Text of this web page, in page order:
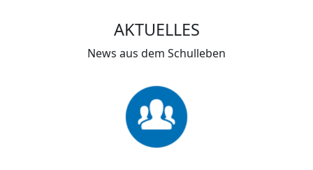
AKTUELLES
News aus dem Schulleben